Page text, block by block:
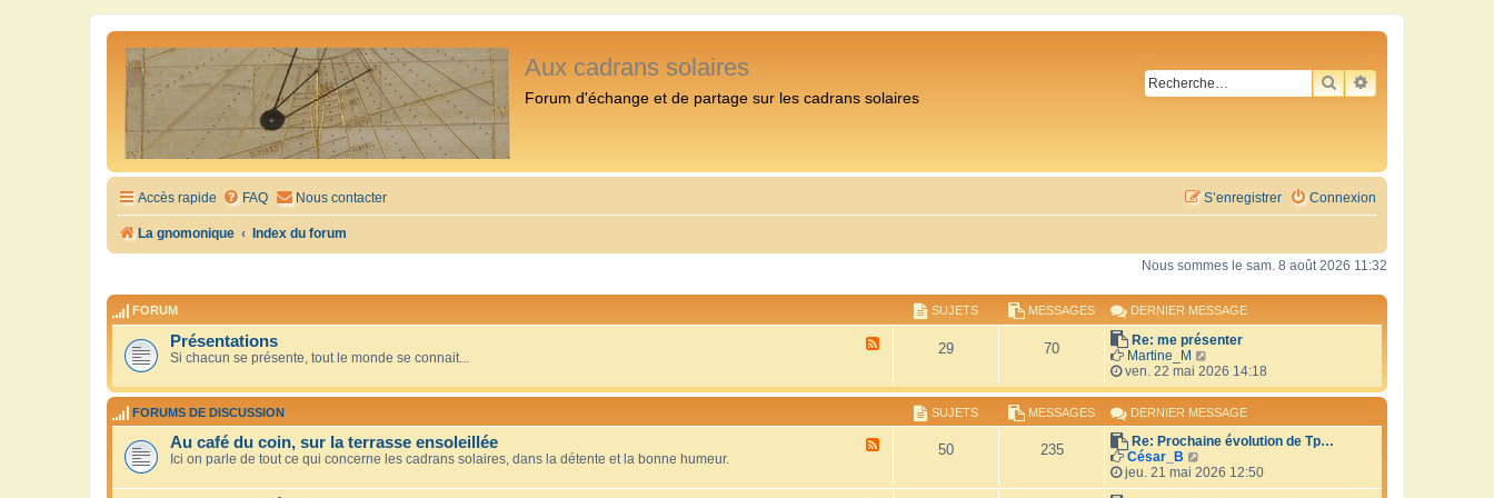
Aux cadrans solaires
Forum d'échange et de partage sur les cadrans solaires
RECHERCHER
RECHERCHE
Accès rapide FAQ Nous contacter Connexion
S’enregistrer
La gnomonique Index du forum
Nous sommes le sam. 8 août 2026 11:32
FORUM SUJETS MESSAGES DERNIER MESSAGE
x
Présentations
Si chacun se présente, tout le monde se connait...
29 70
Re: me présenter
Martine_M
o
i
r
l
e
d
r
n
ven. 22 mai 2026 14:18
FORUMS DE DISCUSSION SUJETS MESSAGES DERNIER MESSAGE
x
Au café du coin, sur la terrasse ensoleillée
Ici on parle de tout ce qui concerne les cadrans solaires, dans la détente et la bonne humeur.
50 235
Re: Prochaine évolution de Tp…
César_B
o
i
jeu. 21 mai 2026 12:50